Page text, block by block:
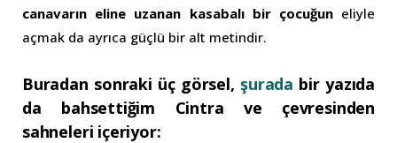
canavarın eline uzanan kasabalı bir çocuğun eliyle
açmak da ayrıca güçlü bir alt metindir.
Buradan sonraki üç görsel,şurada bir yazıda
da bahsettiğim Cintra ve çevresinden
sahneleri içeriyor: